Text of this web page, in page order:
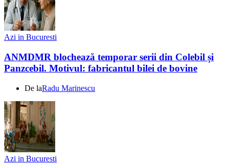
Azi in Bucuresti
ANMDMR blochează temporar serii din Colebil și
Panzcebil. Motivul: fabricantul bilei de bovine
De laRadu Marinescu
Azi in Bucuresti